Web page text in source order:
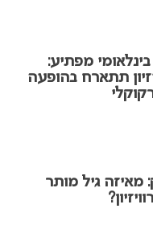
מפתיע:
תתארח בהופעה
מאיזה גיל מותר